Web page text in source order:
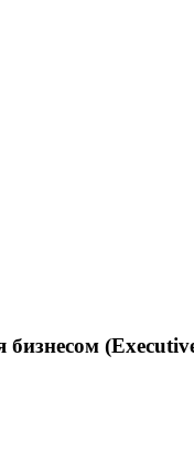
бизнесом